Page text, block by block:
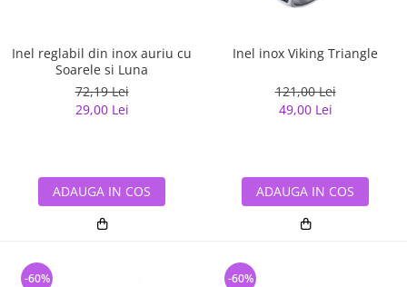
Inel reglabil din inox auriu cu
Soarele si Luna
72,19 Lei
29,00 Lei
ADAUGA IN COS
Inel inox Viking Triangle
121,00 Lei
49,00 Lei
ADAUGA IN COS
-60% -60%